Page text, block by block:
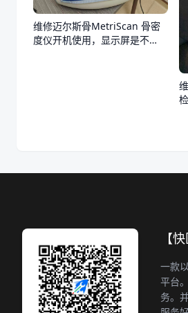
维修迈尔斯骨MetriScan 骨密
度仪开机使用，显示屏是不
【
一款
平台
务。